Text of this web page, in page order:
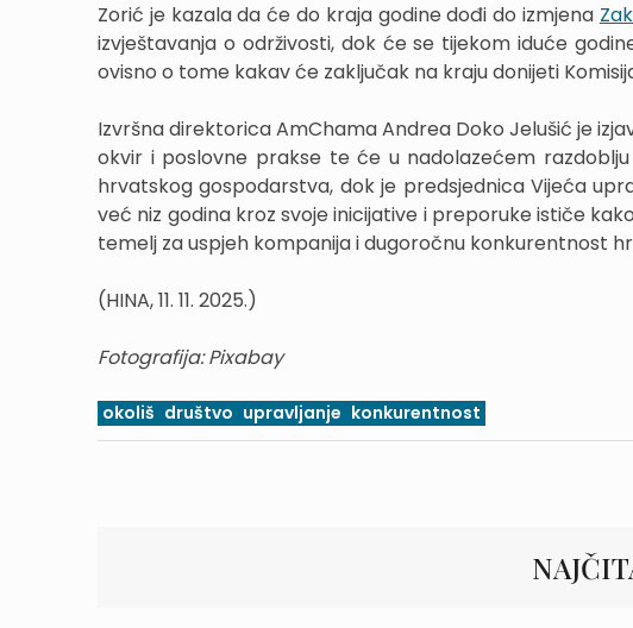
Zorić je kazala da će do kraja godine dođi do izmjena
izvještavanja o održivosti, dok će se tijekom iduće
ovisno o tome kakav će zaključak na kraju donijeti
Izvršna direktorica AmChama Andrea Doko Jelušić je
okvir i poslovne prakse te će u nadolazećem
hrvatskog gospodarstva, dok je predsjednica Vijeća
već niz godina kroz svoje inicijative i preporuke ističe
temelj za uspjeh kompanija i dugoročnu konkurentnost
(HINA, 11. 11. 2025.)
Fotografija: Pixabay
okoliš društvo upravljanje konkurentnost